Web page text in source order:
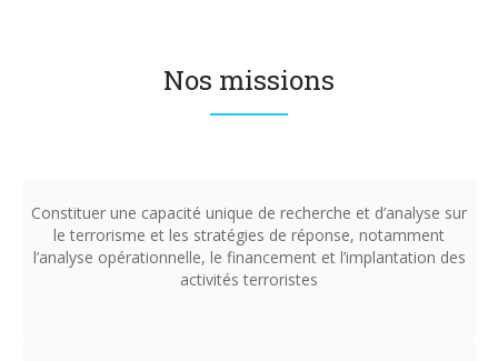
Nos missions
Constituer une capacité unique de recherche et d’analyse sur
le terrorisme et les stratégies de réponse, notamment
l’analyse opérationnelle, le financement et l’implantation des
activités terroristes